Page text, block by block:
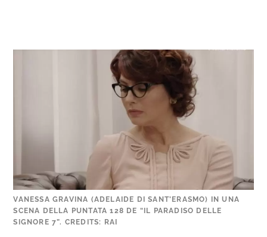
VANESSA GRAVINA (ADELAIDE DI SANT’ERASMO) IN UNA
SCENA DELLA PUNTATA 128 DE “IL PARADISO DELLE
SIGNORE 7”. CREDITS: RAI